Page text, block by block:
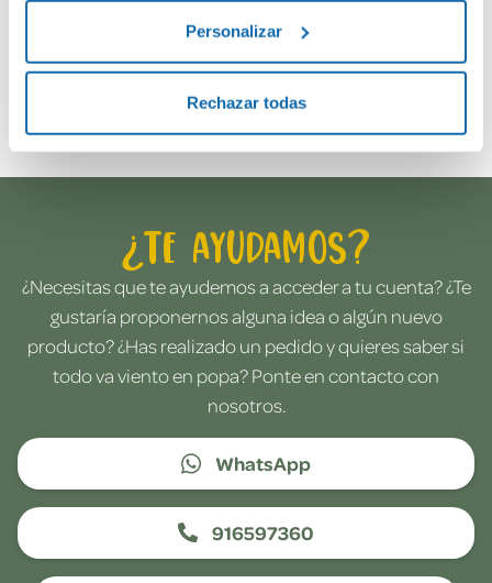
Personalizar
Rechazar todas
Envía tu opinión
¿Te ayudamos?
¿Necesitas que te ayudemos a acceder a tu cuenta? ¿Te
gustaría proponernos alguna idea o algún nuevo
producto? ¿Has realizado un pedido y quieres saber si
todo va viento en popa? Ponte en contacto con
nosotros.
WhatsApp
916597360